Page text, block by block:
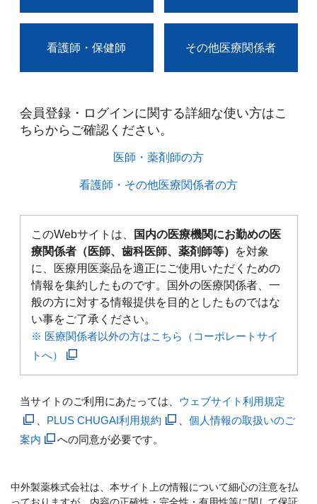
看護師・保健師 その他医療関係者
会員登録・ログインに関する詳細な使い方はこ
ちらからご確認ください。​
医師・薬剤師の方​
看護師・その他医療関係者の方​
このWebサイトは、
国内の医療機関にお勤めの医
療関係者（医師、歯科医師、薬剤師等）
を対象
に、医療用医薬品を適正にご使用いただくための
情報を集約したものです。国外の医療関係者、一
般の方に対する情報提供を目的としたものではな
い事をご了承ください。
※ 医療関係者以外の方はこちら（コーポレートサイ
トへ）
当サイトのご利用にあたっては、 ウェブサイト利用規定
PLUS CHUGAI利用規約
個人情報の取扱いのご
案内
への同意が必要です。
中外製薬株式会社は、本サイト上の情報について細心の注意を払
っておりますが、内容の正確性・完全性・有用性等に関して保証